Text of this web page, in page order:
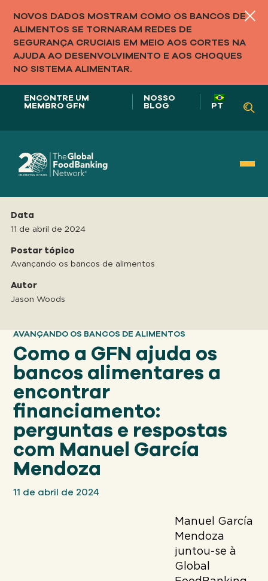
NOVOS DADOS MOSTRAM COMO OS BANCOS DE
ALIMENTOS SE TORNARAM REDES DE
SEGURANÇA CRUCIAIS EM MEIO AOS CORTES NA
AJUDA AO DESENVOLVIMENTO E AOS CHOQUES
NO SISTEMA ALIMENTAR.
ENCONTRE UM
MEMBRO GFN
NOSSO
BLOG PT
Nosso papel em
SISTEMAS ALIMENTARES
Nosso
ABORDAGEM
Nosso
IMPACTO
Sobre
GFN
Apoiar
NOSSA MISSÃO
Data
11 de abril de 2024
Postar tópico
Avançando os bancos de alimentos
Autor
Jason Woods
AVANÇANDO OS BANCOS DE ALIMENTOS
Como a GFN ajuda os
bancos alimentares a
encontrar
financiamento:
perguntas e respostas
com Manuel García
Mendoza
11 de abril de 2024
Manuel García
Mendoza
juntou-se à
Global